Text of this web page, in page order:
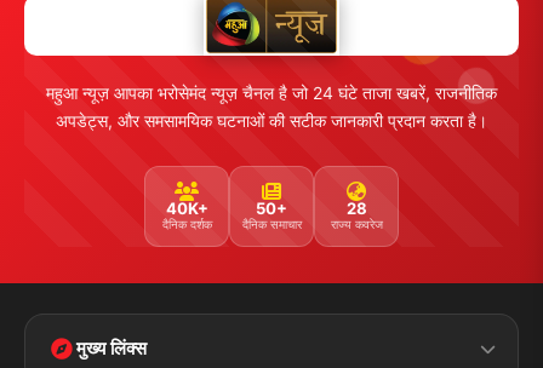
महुआ न्यूज़ आपका भरोसेमंद न्यूज़ चैनल है जो 24 घंटे ताजा खबरें, राजनीतिक
अपडेट्स, और समसामयिक घटनाओं की सटीक जानकारी प्रदान करता है।
40K+
दैनिक दर्शक
50+
दैनिक समाचार
28
राज्य कवरेज
मुख्य लिंक्स